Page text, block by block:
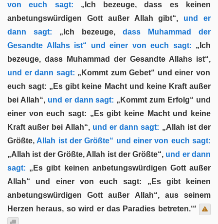
von euch sagt: „Ich bezeuge, dass es keinen
anbetungswürdigen Gott außer Allah gibt“, und er
dann sagt: „Ich bezeuge, dass Muhammad der
Gesandte Allahs ist“ und einer von euch sagt: „Ich
bezeuge, dass Muhammad der Gesandte Allahs ist“,
und er dann sagt: „Kommt zum Gebet“ und einer von
euch sagt: „Es gibt keine Macht und keine Kraft außer
bei Allah“,und er dann sagt: „Kommt zum Erfolg“ und
einer von euch sagt: „Es gibt keine Macht und keine
Kraft außer bei Allah“,und er dann sagt: „Allah ist der
Größte, Allah ist der Größte“ und einer von euch sagt:
„Allah ist der Größte, Allah ist der Größte“, und er dann
sagt: „Es gibt keinen anbetungswürdigen Gott außer
Allah“ und einer von euch sagt: „Es gibt keinen
anbetungswürdigen Gott außer Allah“, aus seinem
Herzen heraus, so wird er das Paradies betreten.‘“